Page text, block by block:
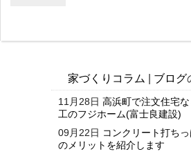
家づくりコラム ブログ
11月28日 高浜町で注文住宅
工のフジホーム(富士良建設)
09月22日 コンクリート打ち
のメリットを紹介します